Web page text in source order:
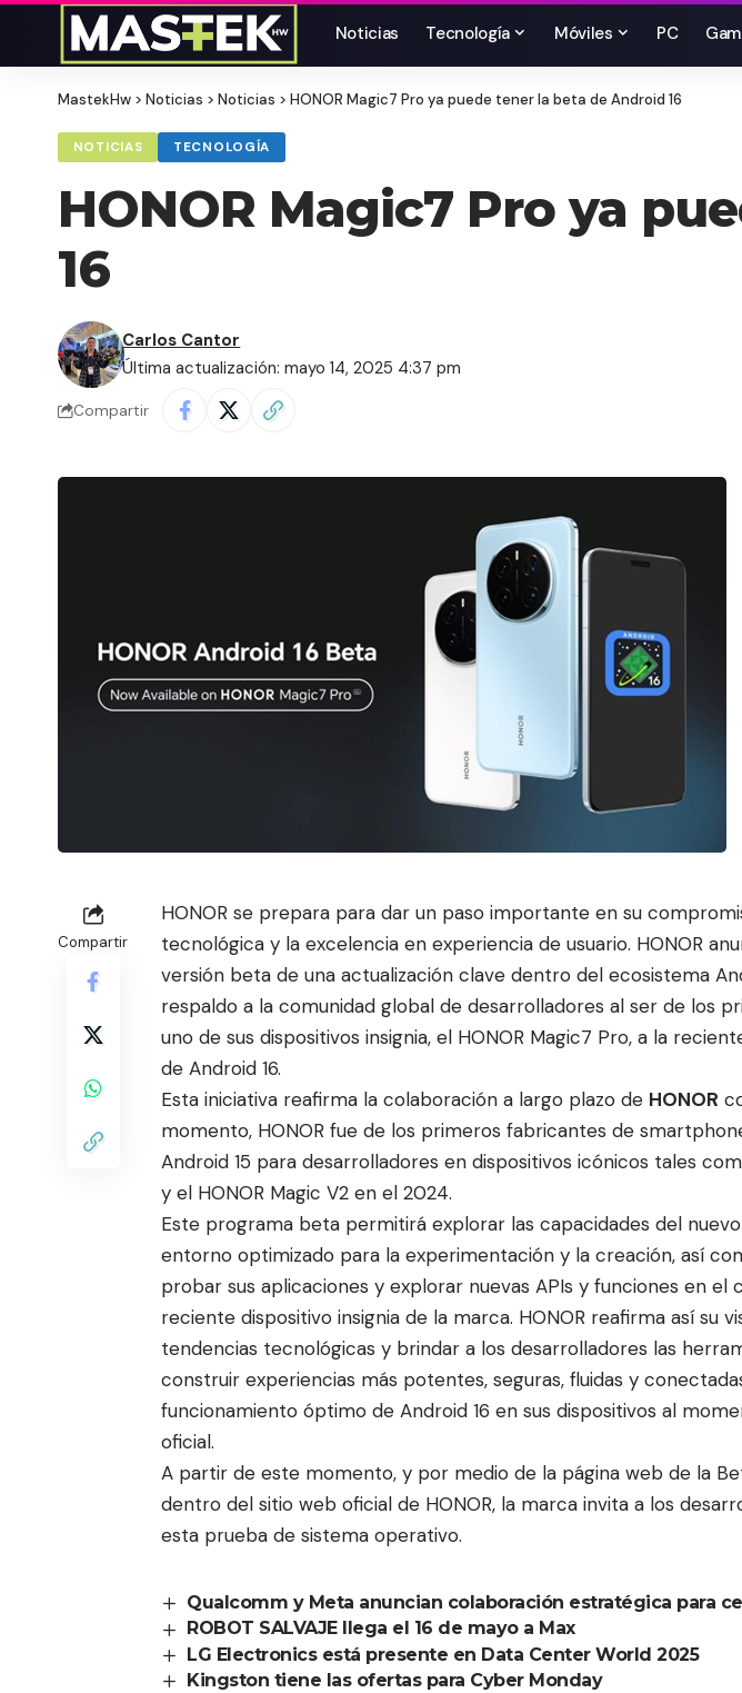
Noticias Tecnología Móviles PC
MastekHw > Noticias > Noticias > HONOR Magic7 Pro ya puede tener la beta de Android 16
NOTICIAS TECNOLOGÍA
HONOR Magic7 Pro ya
16
Última actualización: mayo 14, 2025 4:37 pm
Carlos Cantor
Compartir
Compartir
HONOR se prepara para dar un paso importante en su
tecnológica y la excelencia en experiencia de usuario. HONOR
versión beta de una actualización clave dentro del ecosistema
respaldo a la comunidad global de desarrolladores al ser de los
uno de sus dispositivos insignia, el HONOR Magic7 Pro, a la
de Android 16.
Esta iniciativa reafirma la colaboración a largo plazo de HONOR
momento, HONOR fue de los primeros fabricantes de
Android 15 para desarrolladores en dispositivos icónicos tales
y el HONOR Magic V2 en el 2024.
Este programa beta permitirá explorar las capacidades del
entorno optimizado para la experimentación y la creación, así
probar sus aplicaciones y explorar nuevas APIs y funciones en el
reciente dispositivo insignia de la marca. HONOR reafirma así su
tendencias tecnológicas y brindar a los desarrolladores las
construir experiencias más potentes, seguras, fluidas y
funcionamiento óptimo de Android 16 en sus dispositivos al
oficial.
A partir de este momento, y por medio de la página web de la
dentro del sitio web oficial de HONOR, la marca invita a los
esta prueba de sistema operativo.
Qualcomm y Meta anuncian colaboración estratégica para
ROBOT SALVAJE llega el 16 de mayo a Max
LG Electronics está presente en Data Center World 2025
Kingston tiene las ofertas para Cyber Monday